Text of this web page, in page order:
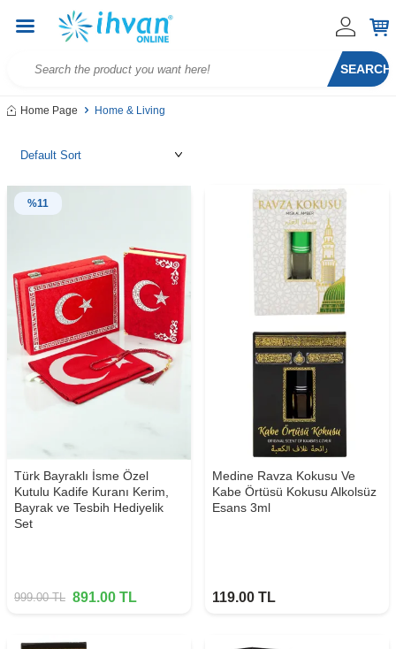
SEARCH
Home Page Home & Living
%11
Türk Bayraklı İsme Özel
Kutulu Kadife Kuranı Kerim,
Bayrak ve Tesbih Hediyelik
Set
999.00TL 891.00 TL
Medine Ravza Kokusu Ve
Kabe Örtüsü Kokusu Alkolsüz
Esans 3ml
119.00 TL